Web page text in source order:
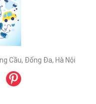
Cầu, Đống Đa, Hà Nội